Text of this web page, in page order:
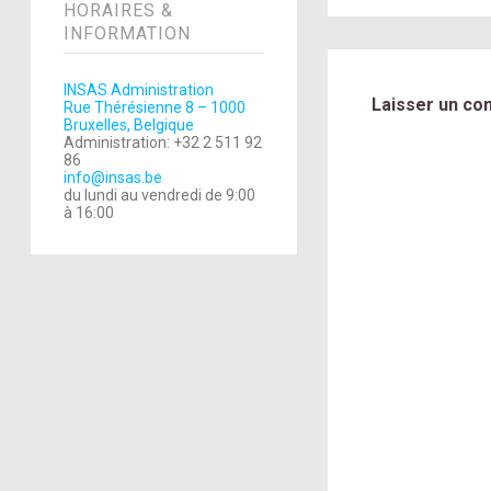
HORAIRES &
INFORMATION
INSAS Administration
Rue Thérésienne 8 – 1000
Bruxelles, Belgique
Administration: +32 2 511 92
86
info@insas.be
du lundi au vendredi de 9:00
à 16:00
Laisser un